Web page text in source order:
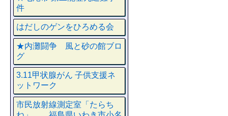
件
はだしのゲンをひろめる会
★内灘闘争 風と砂の館ブロ
グ
3.11甲状腺がん 子供支援ネ
ットワーク
市民放射線測定室「たらち